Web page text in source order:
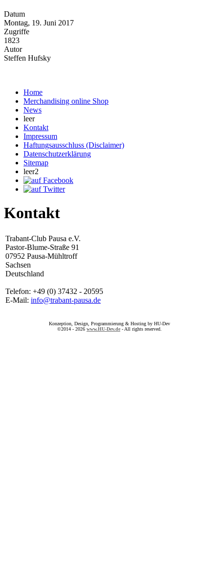
Datum
Montag, 19. Juni 2017
Zugriffe
1823
Autor
Steffen Hufsky
Home
Merchandising online Shop
News
leer
Kontakt
Impressum
Haftungsausschluss (Disclaimer)
Datenschutzerklärung
Sitemap
leer2
Kontakt
Trabant-Club Pausa e.V.
Pastor-Blume-Straße 91
07952 Pausa-Mühltroff
Sachsen
Deutschland
Telefon: +49 (0) 37432 - 20595
E-Mail: info@trabant-pausa.de
Konzeption, Design, Programmierung & Hosting by HU-Dev
©2014 - 2026 www.HU-Dev.de - All rights reserved.